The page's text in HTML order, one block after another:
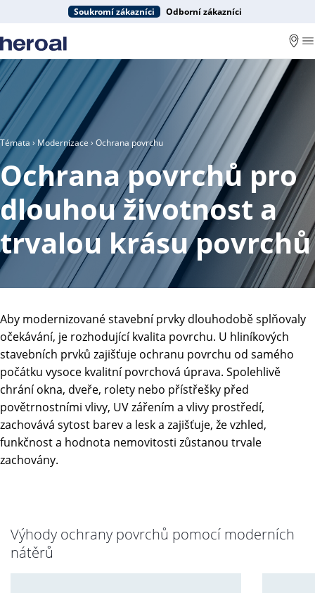
Soukromí zákazníci Odborní zákazníci
Témata › Modernizace › Ochrana povrchu
Ochrana povrchů pro
dlouhou životnost a
trvalou krásu povrchů
Aby modernizované stavební prvky dlouhodobě splňovaly
očekávání, je rozhodující kvalita povrchu. U hliníkových
stavebních prvků zajišťuje ochranu povrchu od samého
počátku vysoce kvalitní povrchová úprava. Spolehlivě
chrání okna, dveře, rolety nebo přístřešky před
povětrnostními vlivy, UV zářením a vlivy prostředí,
zachovává sytost barev a lesk a zajišťuje, že vzhled,
funkčnost a hodnota nemovitosti zůstanou trvale
zachovány.
Výhody ochrany povrchů pomocí moderních
nátěrů